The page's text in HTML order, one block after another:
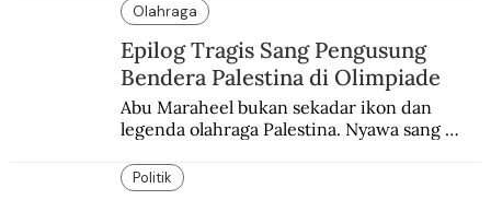
Olahraga
Epilog Tragis Sang Pengusung
Bendera Palestina di Olimpiade
Abu Maraheel bukan sekadar ikon dan
legenda olahraga Palestina. Nyawa sang
memblokade Rafah.
Politik